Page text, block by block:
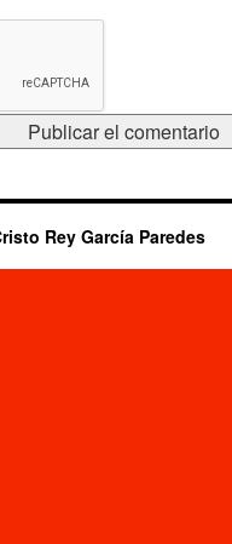
Rey García Paredes